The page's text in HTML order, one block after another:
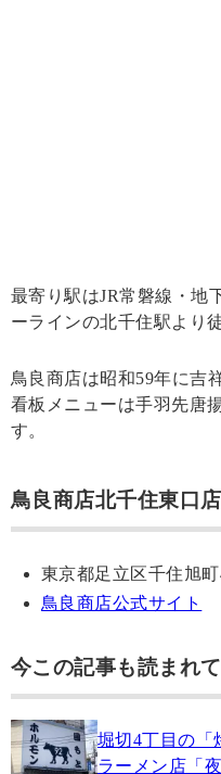
最寄り駅はJR常磐線・地
ーラインの北千住駅より
鳥良商店は昭和59年に吉
看板メニューは手羽先唐
す。
鳥良商店北千住東口
東京都足立区千住旭町
鳥良商店公式サイト
今この記事も読まれ
堀切4丁目の「
ラーメン店「